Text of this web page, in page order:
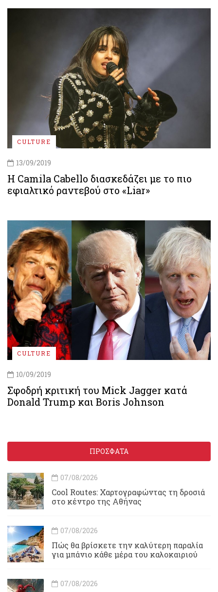
CULTURE
13/09/2019
Η Camila Cabello διασκεδάζει με το πιο
εφιαλτικό ραντεβού στο «Liar»
CULTURE
10/09/2019
Σφοδρή κριτική του Mick Jagger κατά
Donald Trump και Boris Johnson
ΠΡΟΣΦΑΤΑ
07/08/2026
Cool Routes: Χαρτογραφώντας τη δροσιά
στο κέντρο της Αθήνας
07/08/2026
Πώς θα βρίσκετε την καλύτερη παραλία
για μπάνιο κάθε μέρα του καλοκαιριού
07/08/2026